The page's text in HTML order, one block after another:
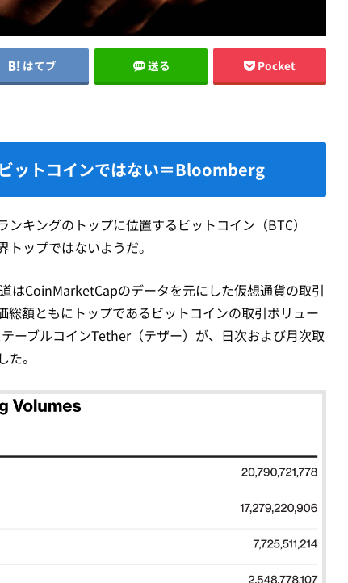
はてブ 送る Pocket
ットコインではない＝Bloomberg
キングのトップに位置するビットコイン（BTC）
ップではないようだ。
はCoinMarketCapのデータを元にした仮想通貨の取引
額ともにトップであるビットコインの取引ボリュー
ーブルコインTether（テザー）が、日次および月次取
。